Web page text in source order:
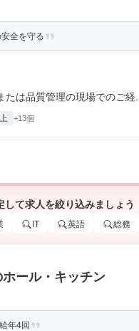
全を守る
は品質管理の現場でのご経...
+13個
して求人を絞り込みましょう
IT 英語 総務
ール・キッチン
年4回